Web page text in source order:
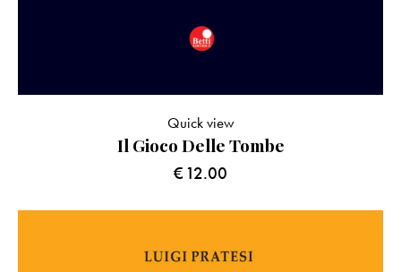
Il Gioco Delle Tombe
€12.00
Quick view